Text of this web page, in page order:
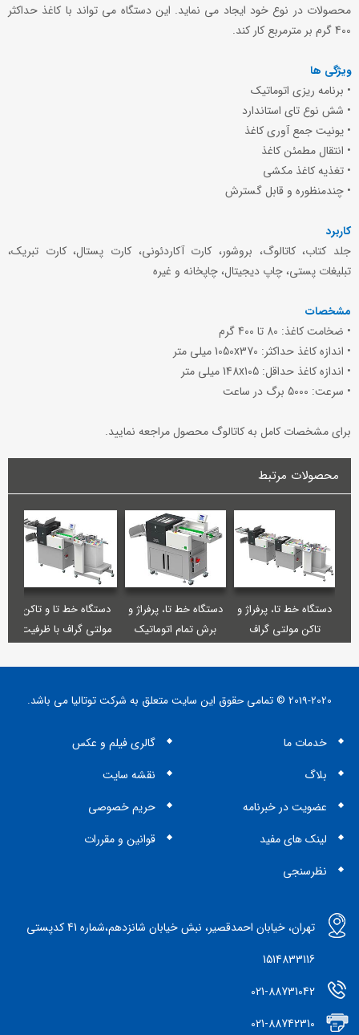
محصولات در نوع خود ایجاد می نماید. این دستگاه می تواند با کاغذ حداکثر
400 گرم بر مترمربع کار کند.
ویژگی ها
• برنامه ریزی اتوماتیک
• شش نوع تای استاندارد
• یونیت جمع آوری کاغذ
• انتقال مطمئن کاغذ
• تغذیه کاغذ مکشی
• چندمنظوره و قابل گسترش
کاربرد
جلد کتاب، کاتالوگ، بروشور، کارت آکاردئونی، کارت پستال، کارت تبریک،
تبلیغات پستی، چاپ دیجیتال، چاپخانه و غیره
مشخصات
• ضخامت کاغذ: 80 تا 400 گرم
• اندازه کاغذ حداکثر: 1050x370 میلی متر
• اندازه کاغذ حداقل: 148x105 میلی متر
• سرعت: 5000 برگ در ساعت
برای مشخصات کامل به کاتالوگ محصول مراجعه نمایید.
محصولات مرتبط
دستگاه خط تا، پرفراژ و
تاکن مولتی گراف
& TCF375
دستگاه خط تا، پرفراژ و
برش تمام اتوماتیک
XPRO
دستگاه خط تا و تاکن
مولتی گراف با ظرفیت
Multigraf TOUCHLINE
خدمات ما
بلاگ
عضویت در خبرنامه
لینک های مفید
نظرسنجی
گالری فیلم و عکس
نقشه سایت
حریم خصوصی
قوانین و مقررات
تهران، خیابان احمدقصیر، نبش خیابان شانزدهم،شماره 41 کدپستی
1514833116
021-88731042
021-88742310
2019-2020 © تمامی حقوق این سایت متعلق به شرکت توتالیا می باشد.